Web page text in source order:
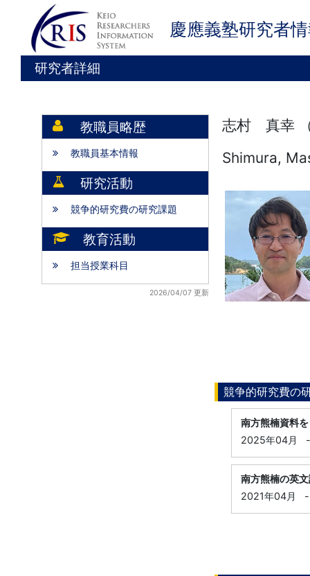
慶應義塾研究者
研究者詳細
教職員略歴
教職員基本情報
研究活動
競争的研究費の研究課題
教育活動
担当授業科目
2026/04/07 更新
志村 真幸
Shimura,
競争的研究費の
南方熊楠資料
2025年04月
-
南方熊楠の英
2021年04月
-